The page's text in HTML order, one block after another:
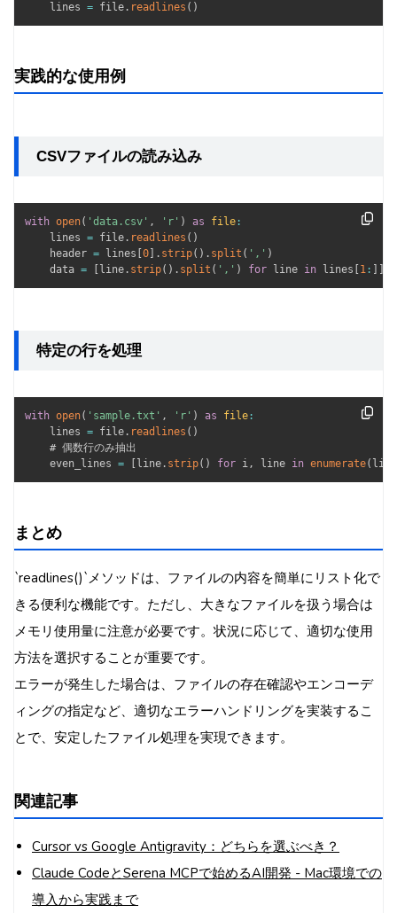
    lines
= file . readlines ( )
実践的な使用例
CSVファイルの読み込み
with open( 'data.csv' , 'r' ) as file :
    lines
= file . readlines ( )
    header
= lines 0 . strip( ) . split ( ',' )
    data
= line . strip( ) . split ( ',' ) for line in lines 1 :
特定の行を処理
with open( 'sample.txt' , 'r' ) as file :
    lines
= file . readlines ( )
    # 偶数行のみ抽出
    even_lines
= line . strip( ) for i, line in enumerate(
まとめ
`readlines()`メソッドは、ファイルの内容を簡単にリスト化で
きる便利な機能です。ただし、大きなファイルを扱う場合は
メモリ使用量に注意が必要です。状況に応じて、適切な使用
方法を選択することが重要です。
エラーが発生した場合は、ファイルの存在確認やエンコーデ
ィングの指定など、適切なエラーハンドリングを実装するこ
とで、安定したファイル処理を実現できます。
関連記事
Cursor vs Google Antigravity：どちらを選ぶべき？
Claude CodeとSerena MCPで始めるAI開発 - Mac環境での
導入から実践まで